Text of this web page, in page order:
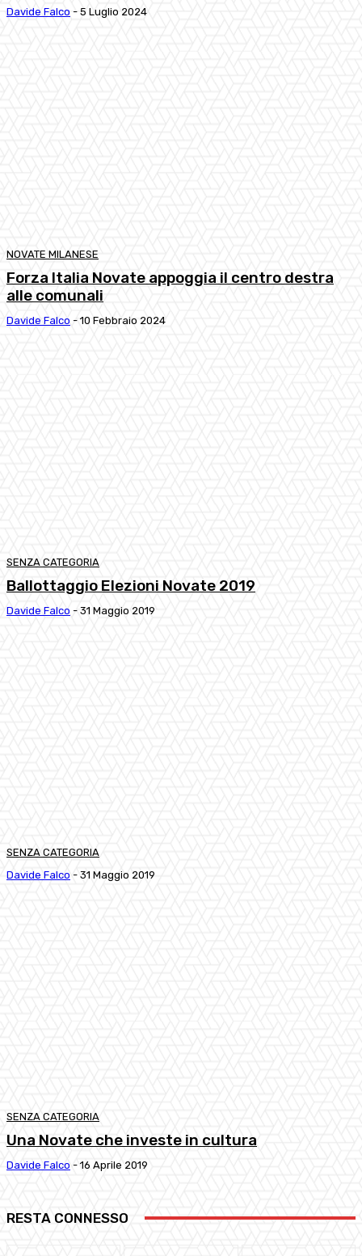
Davide Falco - 5 Luglio 2024
NOVATE MILANESE
Forza Italia Novate appoggia il centro destra
alle comunali
Davide Falco - 10 Febbraio 2024
SENZA CATEGORIA
Ballottaggio Elezioni Novate 2019
Davide Falco - 31 Maggio 2019
SENZA CATEGORIA
Davide Falco - 31 Maggio 2019
SENZA CATEGORIA
Una Novate che investe in cultura
Davide Falco - 16 Aprile 2019
RESTA CONNESSO